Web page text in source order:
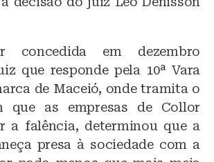
concedida em dezembro
que responde pela 10ª Vara
de Maceió, onde tramita o
que as empresas de Collor
a falência, determinou que a
presa à sociedade com a